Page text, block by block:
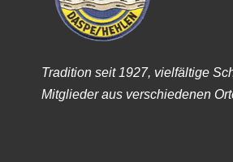
Tradition seit 1927, vielfältige
Mitglieder aus verschiedenen